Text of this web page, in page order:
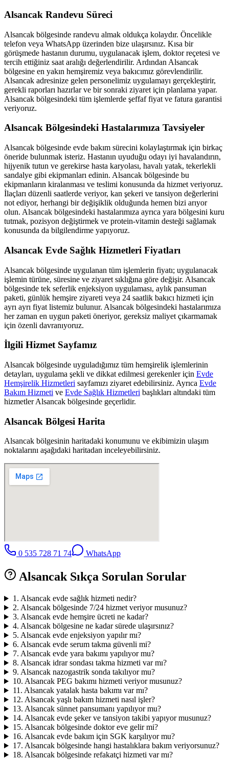
Alsancak Randevu Süreci
Alsancak bölgesinde randevu almak oldukça kolaydır. Öncelikle
telefon veya WhatsApp üzerinden bize ulaşırsınız. Kısa bir
görüşmede hastanın durumu, uygulanacak işlem, doktor reçetesi ve
tercih ettiğiniz saat aralığı değerlendirilir. Ardından Alsancak
bölgesine en yakın hemşiremiz veya bakıcımız görevlendirilir.
Alsancak adresinize gelen personelimiz uygulamayı gerçekleştirir,
gerekli raporları hazırlar ve bir sonraki ziyaret için planlama yapar.
Alsancak bölgesindeki tüm işlemlerde şeffaf fiyat ve fatura garantisi
veriyoruz.
Alsancak Bölgesindeki Hastalarımıza Tavsiyeler
Alsancak bölgesinde evde bakım sürecini kolaylaştırmak için birkaç
öneride bulunmak isteriz. Hastanın uyuduğu odayı iyi havalandırın,
hijyenik tutun ve gerekirse hasta karyolası, havalı yatak, tekerlekli
sandalye gibi ekipmanları edinin. Alsancak bölgesinde bu
ekipmanların kiralanması ve teslimi konusunda da hizmet veriyoruz.
İlaçları düzenli saatlerde veriyor, kan şekeri ve tansiyon değerlerini
not ediyor, herhangi bir değişiklik olduğunda hemen bizi arıyor
olun. Alsancak bölgesindeki hastalarımıza ayrıca yara bölgesini kuru
tutmak, pozisyon değiştirmek ve protein-vitamin desteği sağlamak
konusunda da bilgilendirme yapıyoruz.
Alsancak Evde Sağlık Hizmetleri Fiyatları
Alsancak bölgesinde uygulanan tüm işlemlerin fiyatı; uygulanacak
işlemin türüne, süresine ve ziyaret sıklığına göre değişir. Alsancak
bölgesinde tek seferlik enjeksiyon uygulaması, aylık pansuman
paketi, günlük hemşire ziyareti veya 24 saatlik bakıcı hizmeti için
ayrı ayrı fiyat listemiz bulunur. Alsancak bölgesindeki hastalarımıza
her zaman en uygun paketi öneriyor, gereksiz maliyet çıkarmamak
için özenli davranıyoruz.
İlgili Hizmet Sayfamız
Alsancak bölgesinde uyguladığımız tüm hemşirelik işlemlerinin
detayları, uygulama şekli ve dikkat edilmesi gerekenler için Evde
Hemşirelik Hizmetleri sayfamızı ziyaret edebilirsiniz. Ayrıca Evde
Bakım Hizmeti ve Evde Sağlık Hizmetleri başlıkları altındaki tüm
hizmetlerAlsancak bölgesinde geçerlidir.
Alsancak Bölgesi Harita
Alsancak bölgesinin haritadaki konumunu ve ekibimizin ulaşım
noktalarını aşağıdaki haritadan inceleyebilirsiniz.
0 535 728 71 74 WhatsApp
AlsancakSıkça Sorulan Sorular
1 . Alsancak evde sağlık hizmeti nedir?
2. Alsancak bölgesinde 7/24 hizmet veriyor musunuz?
3. Alsancak evde hemşire ücreti ne kadar?
4. Alsancak bölgesine ne kadar sürede ulaşırsınız?
5. Alsancak evde enjeksiyon yapılır mı?
6. Alsancak evde serum takma güvenli mi?
7. Alsancak evde yara bakımı yapılıyor mu?
8. Alsancak idrar sondası takma hizmeti var mı?
9. Alsancak nazogastrik sonda takılıyor mu?
10. Alsancak PEG bakımı hizmeti veriyor musunuz?
11 . Alsancak yatalak hasta bakımı var mı?
12. Alsancak yaşlı bakım hizmeti nasıl işler?
13. Alsancak sünnet pansumanı yapılıyor mu?
14. Alsancak evde şeker ve tansiyon takibi yapıyor musunuz?
15. Alsancak bölgesinde doktor eve gelir mi?
16. Alsancak evde bakım için SGK karşılıyor mu?
17. Alsancak bölgesinde hangi hastalıklara bakım veriyorsunuz?
18. Alsancak bölgesinde refakatçi hizmeti var mı?